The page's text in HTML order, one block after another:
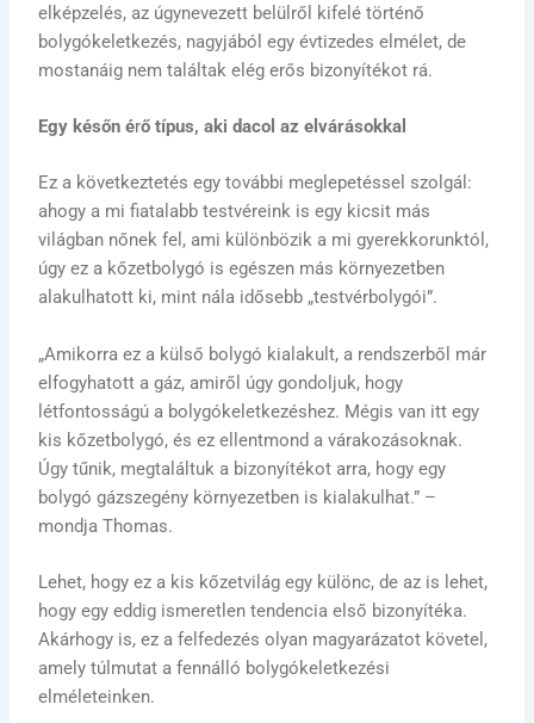
elképzelés, az úgynevezett belülről kifelé történő
bolygókeletkezés, nagyjából egy évtizedes elmélet, de
mostanáig nem találtak elég erős bizonyítékot rá.
Egy későn érő típus, aki dacol az elvárásokkal
Ez a következtetés egy további meglepetéssel szolgál:
ahogy a mi fiatalabb testvéreink is egy kicsit más
világban nőnek fel, ami különbözik a mi gyerekkorunktól,
úgy ez a kőzetbolygó is egészen más környezetben
alakulhatott ki, mint nála idősebb „testvérbolygói”.
„Amikorra ez a külső bolygó kialakult, a rendszerből már
elfogyhatott a gáz, amiről úgy gondoljuk, hogy
létfontosságú a bolygókeletkezéshez. Mégis van itt egy
kis kőzetbolygó, és ez ellentmond a várakozásoknak.
Úgy tűnik, megtaláltuk a bizonyítékot arra, hogy egy
bolygó gázszegény környezetben is kialakulhat.” –
mondja Thomas.
Lehet, hogy ez a kis kőzetvilág egy különc, de az is lehet,
hogy egy eddig ismeretlen tendencia első bizonyítéka.
Akárhogy is, ez a felfedezés olyan magyarázatot követel,
amely túlmutat a fennálló bolygókeletkezési
elméleteinken.